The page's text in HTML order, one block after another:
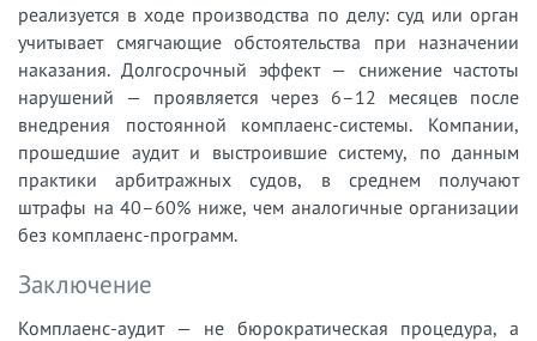
реализуется в ходе производства по делу: суд или орган
учитывает смягчающие обстоятельства при назначении
наказания. Долгосрочный эффект — снижение частоты
нарушений — проявляется через 6–12 месяцев после
внедрения постоянной комплаенс-системы. Компании,
прошедшие аудит и выстроившие систему, по данным
практики арбитражных судов, в среднем получают
штрафы на 40–60% ниже, чем аналогичные организации
без комплаенс-программ.
Заключение
Комплаенс-аудит — не бюрократическая процедура, а